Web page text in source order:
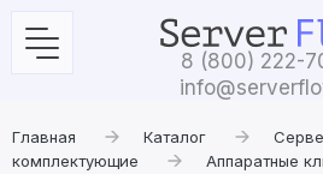
8 (800) 222-
Главная Каталог
комплектующие
Аппаратные